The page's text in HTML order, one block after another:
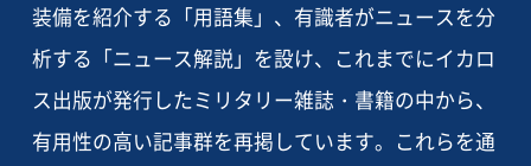
装備を紹介する「用語集」、有識者がニュースを分
析する「ニュース解説」を設け、これまでにイカロ
ス出版が発行したミリタリー雑誌・書籍の中から、
有用性の高い記事群を再掲しています。これらを通